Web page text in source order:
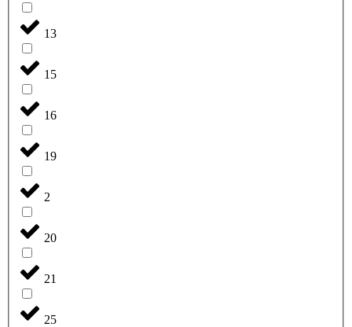
13
15
16
19
2
20
21
25